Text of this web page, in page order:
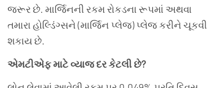
જરૂર છે. માર્જિનની રકમ રોકડના રૂપમાં અથવા
તમારા હોલ્ડિંગ્સને (માર્જિન પ્લેજ) પ્લેજ કરીને ચૂકવી
શકાય છે.
એમટીએફમાટે વ્યાજ દર કેટલી છે?